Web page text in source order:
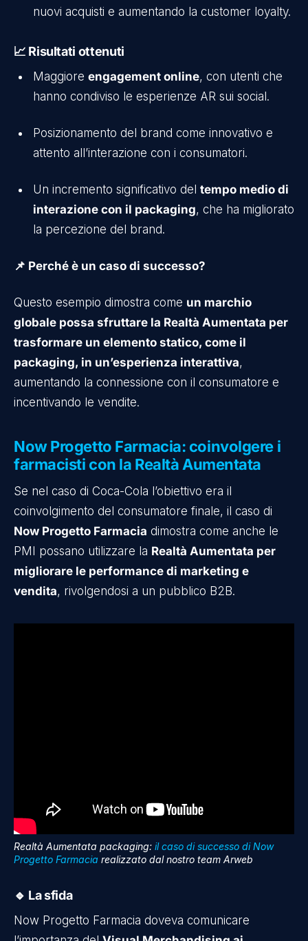
nuovi acquisti e aumentando la customer loyalty.
📈 Risultati ottenuti
Maggiore engagement online, con utenti che
hanno condiviso le esperienze AR sui social.
Posizionamento del brand come innovativo e
attento all’interazione con i consumatori.
Un incremento significativo del tempo medio di
interazione con il packaging, che ha migliorato
la percezione del brand.
📌 Perché è un caso di successo?
Questo esempio dimostra come un marchio
globale possa sfruttare la Realtà Aumentata per
trasformare un elemento statico, come il
packaging, in un’esperienza interattiva,
aumentando la connessione con il consumatore e
incentivando le vendite.
Now Progetto Farmacia: coinvolgere i
farmacisti con la Realtà Aumentata
Se nel caso di Coca-Cola l’obiettivo era il
coinvolgimento del consumatore finale, il caso di
Now Progetto Farmacia dimostra come anche le
PMI possano utilizzare la Realtà Aumentata per
migliorare le performance di marketing e
vendita, rivolgendosi a un pubblico B2B.
Realtà Aumentata packaging: il caso di successo di Now
Progetto Farmacia realizzato dal nostro team Arweb
🔹 La sfida
Now Progetto Farmacia doveva comunicare